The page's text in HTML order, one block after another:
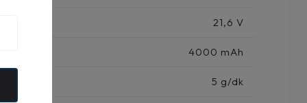
21,6 V
4000 mAh
5 g/dk